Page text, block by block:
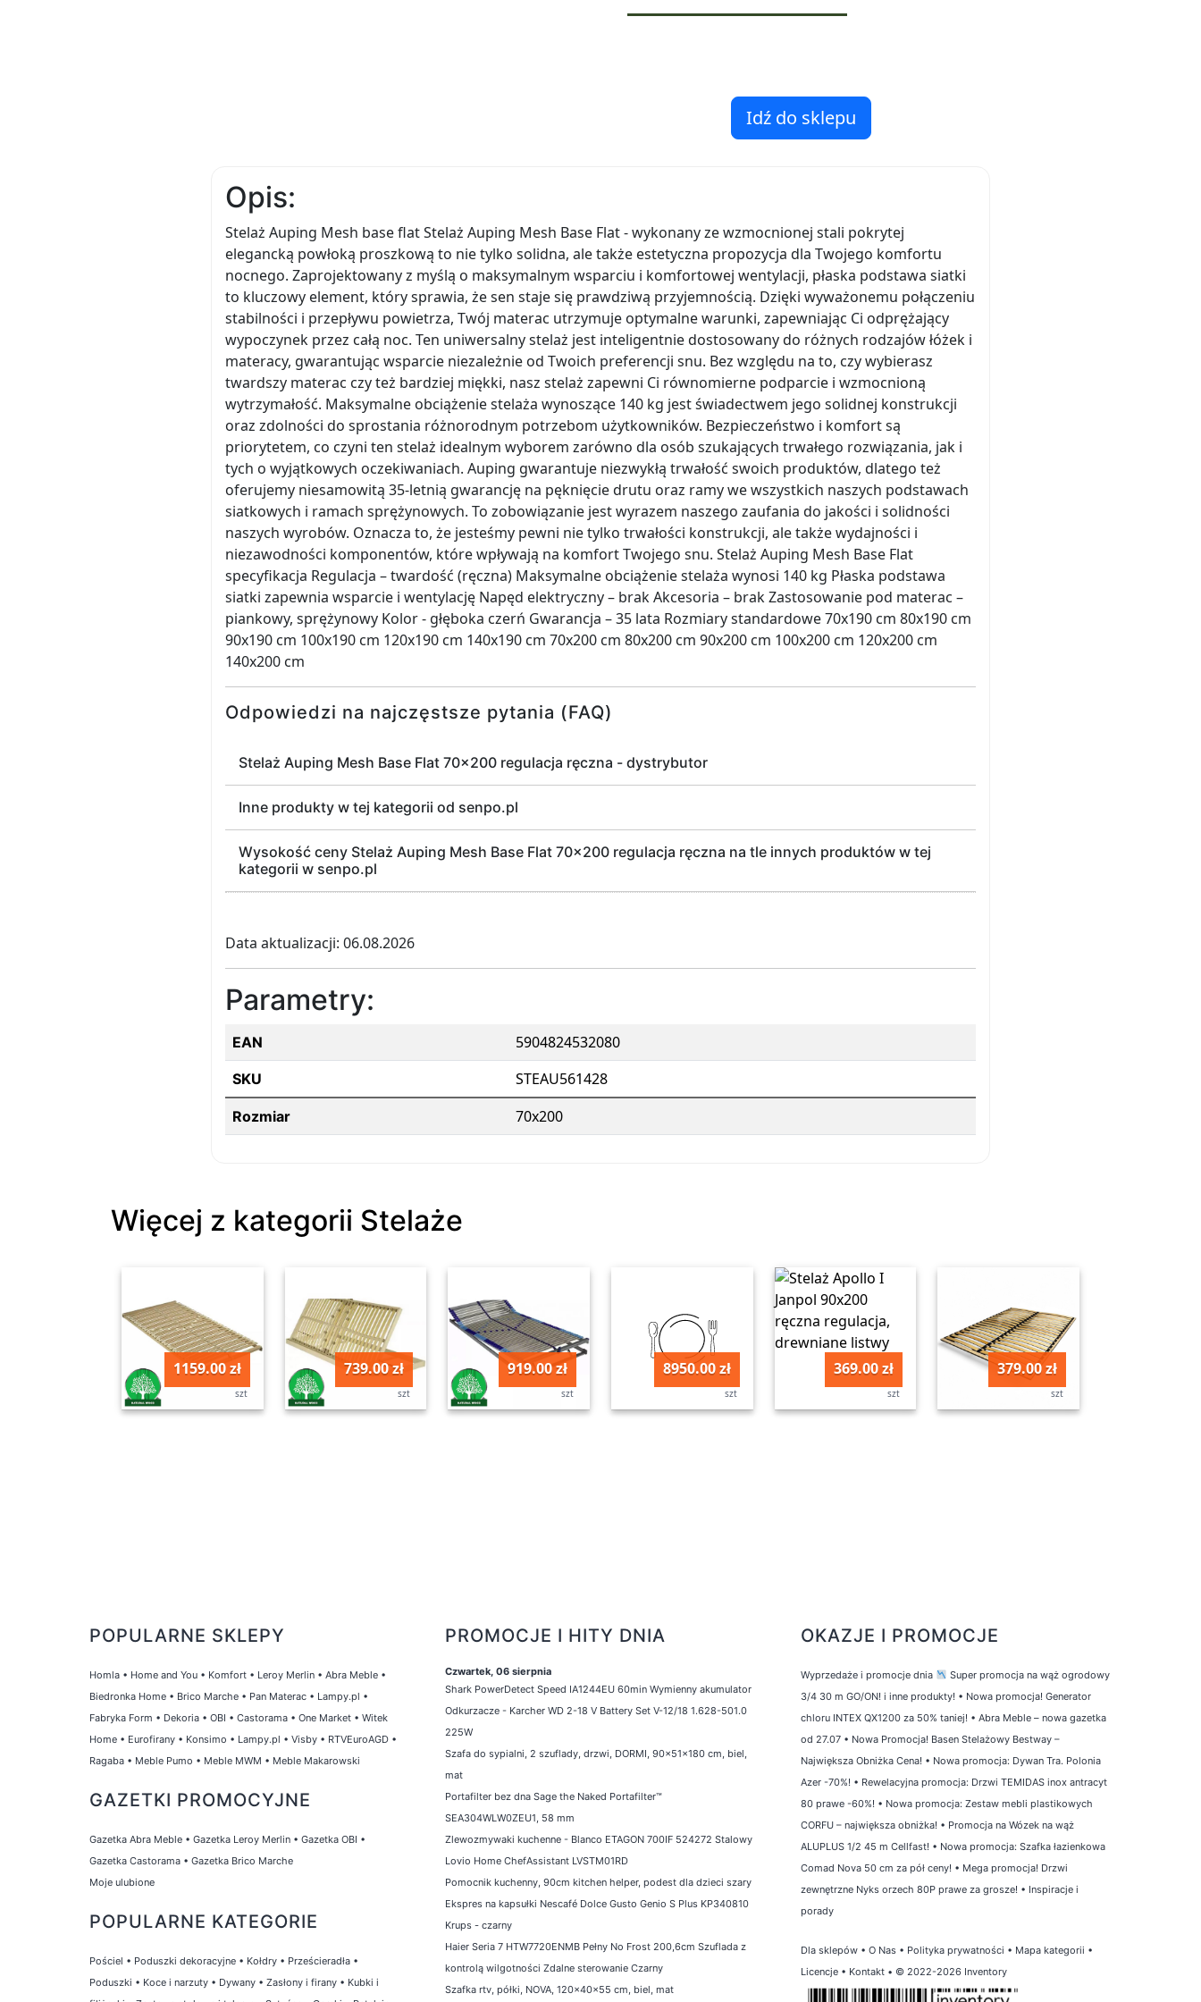
Idź do sklepu
Opis:
Stelaż Auping Mesh base flat Stelaż Auping Mesh Base Flat - wykonany ze wzmocnionej stali pokrytej
elegancką powłoką proszkową to nie tylko solidna, ale także estetyczna propozycja dla Twojego komfortu
nocnego. Zaprojektowany z myślą o maksymalnym wsparciu i komfortowej wentylacji, płaska podstawa siatki
to kluczowy element, który sprawia, że sen staje się prawdziwą przyjemnością. Dzięki wyważonemu połączeniu
stabilności i przepływu powietrza, Twój materac utrzymuje optymalne warunki, zapewniając Ci odprężający
wypoczynek przez całą noc. Ten uniwersalny stelaż jest inteligentnie dostosowany do różnych rodzajów łóżek i
materacy, gwarantując wsparcie niezależnie od Twoich preferencji snu. Bez względu na to, czy wybierasz
twardszy materac czy też bardziej miękki, nasz stelaż zapewni Ci równomierne podparcie i wzmocnioną
wytrzymałość. Maksymalne obciążenie stelaża wynoszące 140 kg jest świadectwem jego solidnej konstrukcji
oraz zdolności do sprostania różnorodnym potrzebom użytkowników. Bezpieczeństwo i komfort są
priorytetem, co czyni ten stelaż idealnym wyborem zarówno dla osób szukających trwałego rozwiązania, jak i
tych o wyjątkowych oczekiwaniach. Auping gwarantuje niezwykłą trwałość swoich produktów, dlatego też
oferujemy niesamowitą 35-letnią gwarancję na pęknięcie drutu oraz ramy we wszystkich naszych podstawach
siatkowych i ramach sprężynowych. To zobowiązanie jest wyrazem naszego zaufania do jakości i solidności
naszych wyrobów. Oznacza to, że jesteśmy pewni nie tylko trwałości konstrukcji, ale także wydajności i
niezawodności komponentów, które wpływają na komfort Twojego snu. Stelaż Auping Mesh Base Flat
specyfikacja Regulacja – twardość (ręczna) Maksymalne obciążenie stelaża wynosi 140 kg Płaska podstawa
siatki zapewnia wsparcie i wentylację Napęd elektryczny – brak Akcesoria – brak Zastosowanie pod materac –
piankowy, sprężynowy Kolor - głęboka czerń Gwarancja – 35 lata Rozmiary standardowe 70x190 cm 80x190 cm
90x190 cm 100x190 cm 120x190 cm 140x190 cm 70x200 cm 80x200 cm 90x200 cm 100x200 cm 120x200 cm
140x200 cm
Odpowiedzi na najczęstsze pytania (FAQ)
Stelaż Auping Mesh Base Flat 70x200 regulacja ręczna - dystrybutor
Inne produkty w tej kategorii od senpo.pl
Wysokość ceny Stelaż Auping Mesh Base Flat 70x200 regulacja ręczna na tle innych produktów w tej
kategorii w senpo.pl
Data aktualizacji: 06.08.2026
Parametry:
EAN 5904824532080
SKU STEAU561428
Rozmiar 70x200
Więcej z kategorii Stelaże
1159.00 zł
szt
739.00 zł
szt
919.00 zł
szt
8950.00 zł
szt
369.00 zł
szt
379.00 zł
szt
POPULARNE SKLEPY
Homla • Home and You • Komfort • Leroy Merlin • Abra Meble •
Biedronka Home • Brico Marche • Pan Materac • Lampy.pl •
Fabryka Form • Dekoria • OBI • Castorama • One Market • Witek
Home • Eurofirany • Konsimo • Lampy.pl • Visby • RTVEuroAGD •
Ragaba • Meble Pumo • Meble MWM • Meble Makarowski
GAZETKI PROMOCYJNE
Gazetka Abra Meble • Gazetka Leroy Merlin • Gazetka OBI •
Gazetka Castorama • Gazetka Brico Marche
Moje ulubione
POPULARNE KATEGORIE
Pościel • Poduszki dekoracyjne • Kołdry • Prześcieradła •
Poduszki • Koce i narzuty • Dywany • Zasłony i firany • Kubki i
PROMOCJE I HITY DNIA
Czwartek, 06 sierpnia
Shark PowerDetect Speed IA1244EU 60min Wymienny akumulator
Odkurzacze - Karcher WD 2-18 V Battery Set V-12/18 1.628-501.0
225W
Szafa do sypialni, 2 szuflady, drzwi, DORMI, 90x51x180 cm, biel,
mat
Portafilter bez dna Sage the Naked Portafilter™
SEA304WLW0ZEU1, 58 mm
Zlewozmywaki kuchenne - Blanco ETAGON 700IF 524272 Stalowy
Lovio Home ChefAssistant LVSTM01RD
Pomocnik kuchenny, 90cm kitchen helper, podest dla dzieci szary
Ekspres na kapsułki Nescafé Dolce Gusto Genio S Plus KP340810
Krups - czarny
Haier Seria 7 HTW7720ENMB Pełny No Frost 200,6cm Szuflada z
kontrolą wilgotności Zdalne sterowanie Czarny
Szafka rtv, półki, NOVA, 120x40x55 cm, biel, mat
OKAZJE I PROMOCJE
Wyprzedaże i promocje dnia
Super promocja na wąż ogrodowy
3/4 30 m GO/ON! i inne produkty! • Nowa promocja! Generator
chloru INTEX QX1200 za 50% taniej! • Abra Meble – nowa gazetka
od 27.07 • Nowa Promocja! Basen Stelażowy Bestway –
Największa Obniżka Cena! • Nowa promocja: Dywan Tra. Polonia
Azer -70%! • Rewelacyjna promocja: Drzwi TEMIDAS inox antracyt
80 prawe -60%! • Nowa promocja: Zestaw mebli plastikowych
CORFU – największa obniżka! • Promocja na Wózek na wąż
ALUPLUS 1/2 45 m Cellfast! • Nowa promocja: Szafka łazienkowa
Comad Nova 50 cm za pół ceny! • Mega promocja! Drzwi
zewnętrzne Nyks orzech 80P prawe za grosze! • Inspiracje i
porady
Dla sklepów • O Nas • Polityka prywatności • Mapa kategorii •
Licencje • Kontakt • © 2022-2026 Inventory